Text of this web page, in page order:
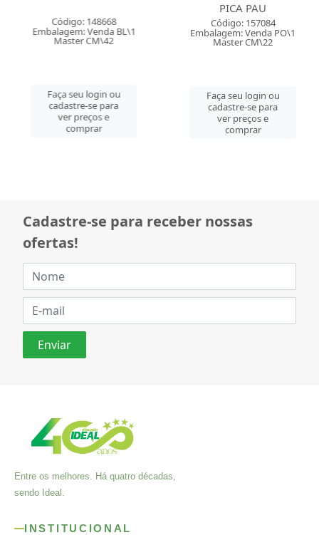
Código: 148668
Embalagem: Venda BL\1
Master CM\42
Faça seu login ou
cadastre-se para
ver preços e
comprar
PICA PAU
Código: 157084
Embalagem: Venda PO\1
Master CM\22
Faça seu login ou
cadastre-se para
ver preços e
comprar
Cadastre-se para receber nossas
ofertas!
Entre os melhores. Há quatro décadas,
sendo Ideal.
INSTITUCIONAL